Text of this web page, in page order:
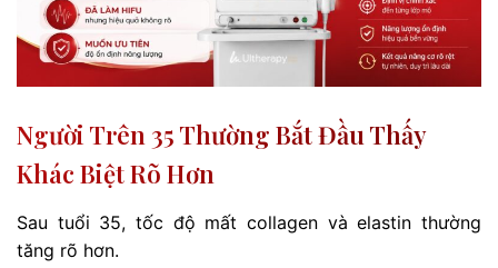
Người Trên 35 Thường Bắt Đầu Thấy
Khác Biệt Rõ Hơn
Sau tuổi 35, tốc độ mất collagen và elastin thường
tăng rõ hơn.